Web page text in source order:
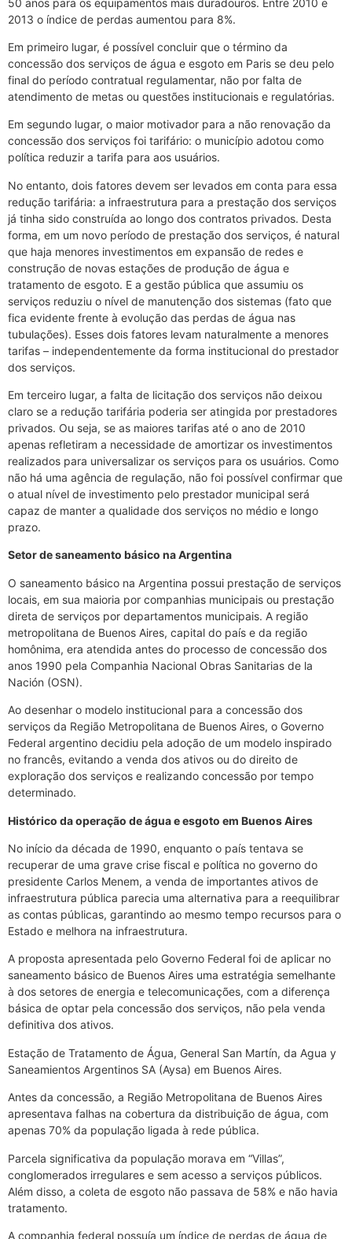
2013 o índice de perdas aumentou para 8%.
Em primeiro lugar, é possível concluir que o término da
concessão dos serviços de água e esgoto em Paris se deu pelo
final do período contratual regulamentar, não por falta de
atendimento de metas ou questões institucionais e regulatórias.
Em segundo lugar, o maior motivador para a não renovação da
concessão dos serviços foi tarifário: o município adotou como
política reduzir a tarifa para aos usuários.
No entanto, dois fatores devem ser levados em conta para essa
redução tarifária: a infraestrutura para a prestação dos serviços
já tinha sido construída ao longo dos contratos privados. Desta
forma, em um novo período de prestação dos serviços, é natural
que haja menores investimentos em expansão de redes e
construção de novas estações de produção de água e
tratamento de esgoto. E a gestão pública que assumiu os
serviços reduziu o nível de manutenção dos sistemas (fato que
fica evidente frente à evolução das perdas de água nas
tubulações). Esses dois fatores levam naturalmente a menores
tarifas – independentemente da forma institucional do prestador
dos serviços.
Em terceiro lugar, a falta de licitação dos serviços não deixou
claro se a redução tarifária poderia ser atingida por prestadores
privados. Ou seja, se as maiores tarifas até o ano de 2010
apenas refletiram a necessidade de amortizar os investimentos
realizados para universalizar os serviços para os usuários. Como
não há uma agência de regulação, não foi possível confirmar que
o atual nível de investimento pelo prestador municipal será
capaz de manter a qualidade dos serviços no médio e longo
prazo.
Setor de saneamento básico na Argentina
O saneamento básico na Argentina possui prestação de serviços
locais, em sua maioria por companhias municipais ou prestação
direta de serviços por departamentos municipais. A região
metropolitana de Buenos Aires, capital do país e da região
homônima, era atendida antes do processo de concessão dos
anos 1990 pela Companhia Nacional Obras Sanitarias de la
Nación (OSN).
Ao desenhar o modelo institucional para a concessão dos
serviços da Região Metropolitana de Buenos Aires, o Governo
Federal argentino decidiu pela adoção de um modelo inspirado
no francês, evitando a venda dos ativos ou do direito de
exploração dos serviços e realizando concessão por tempo
determinado.
Histórico da operação de água e esgoto em Buenos Aires
No início da década de 1990, enquanto o país tentava se
recuperar de uma grave crise fiscal e política no governo do
presidente Carlos Menem, a venda de importantes ativos de
infraestrutura pública parecia uma alternativa para a reequilibrar
as contas públicas, garantindo ao mesmo tempo recursos para o
Estado e melhora na infraestrutura.
A proposta apresentada pelo Governo Federal foi de aplicar no
saneamento básico de Buenos Aires uma estratégia semelhante
à dos setores de energia e telecomunicações, com a diferença
básica de optar pela concessão dos serviços, não pela venda
definitiva dos ativos.
Estação de Tratamento de Água, General San Martín, da Agua y
Saneamientos Argentinos SA (Aysa) em Buenos Aires.
Antes da concessão, a Região Metropolitana de Buenos Aires
apresentava falhas na cobertura da distribuição de água, com
apenas 70% da população ligada à rede pública.
Parcela significativa da população morava em “Villas”,
conglomerados irregulares e sem acesso a serviços públicos.
Além disso, a coleta de esgoto não passava de 58% e não havia
tratamento.
A companhia federal possuía um índice de perdas de água de